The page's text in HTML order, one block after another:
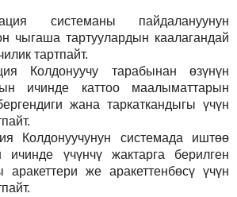
системаны пайдалануунун
чыгаша тартуулардын каалагандай
тартпайт.
Колдонуучу тарабынан өзүнүн
ичинде каттоо маалыматтарын
жана таркаткандыгы үчүн
Колдонуучунун системада иштөө
ичинде үчүнчү жактарга берилген
аракеттери же аракеттенбөсү үчүн